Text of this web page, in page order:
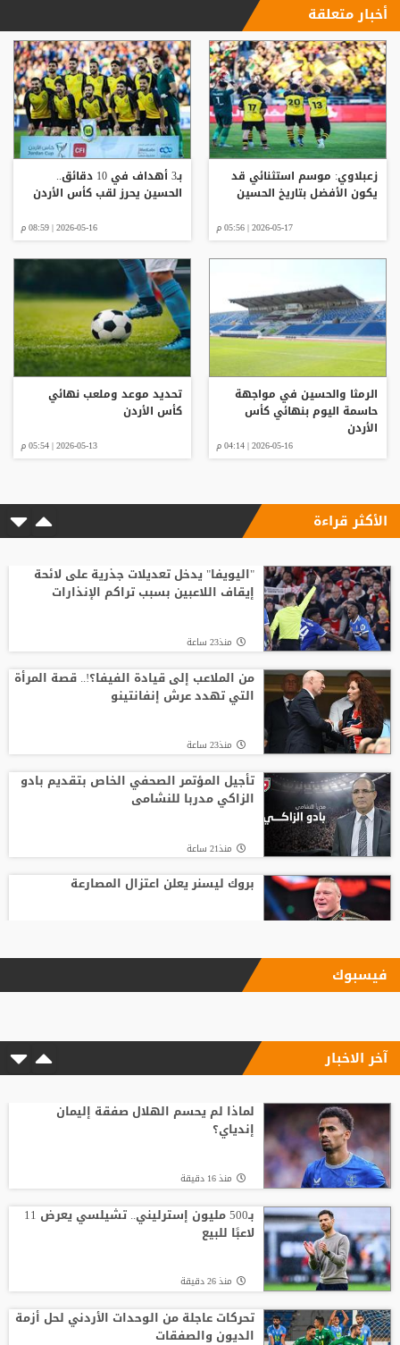
أخبار متعلقة
زعبلاوي: موسم استثنائي قد
يكون الأفضل بتاريخ الحسين
2026-05-17 | 05:56 م
بـ3 أهداف في 10 دقائق..
الحسين يحرز لقب كأس الأردن
2026-05-16 | 08:59 م
الرمثا والحسين في مواجهة
حاسمة اليوم بنهائي كأس
الأردن
2026-05-16 | 04:14 م
تحديد موعد وملعب نهائي
كأس الأردن
2026-05-13 | 05:54 م
الأكثر قراءة
"اليويفا" يدخل تعديلات جذرية على لائحة
إيقاف اللاعبين بسبب تراكم الإنذارات
منذ23 ساعة
من الملاعب إلى قيادة الفيفا؟!.. قصة المرأة
التي تهدد عرش إنفانتينو
منذ23 ساعة
تأجيل المؤتمر الصحفي الخاص بتقديم بادو
الزاكي مدربا للنشامى
منذ21 ساعة
بروك ليسنر يعلن اعتزال المصارعة
بعد رفض السعودية.. نادٍ فرنسي يتوصل
بـ"المخادع"
بعد حسم صفقة صلاح.. طرابزون سبور يكثف
ضغطه لضم نجم الهلال
صدام في تدريبات أتلتيكو.. ألفاريز يطالب
سيميوني بتسهيل رحيله لبرشلونة
فيسبوك
آخر الاخبار
لماذا لم يحسم الهلال صفقة إليمان
إندياي؟
منذ 16 دقيقة
بـ500 مليون إسترليني.. تشيلسي يعرض 11
لاعبًا للبيع
منذ 26 دقيقة
تحركات عاجلة من الوحدات الأردني لحل أزمة
الديون والصفقات